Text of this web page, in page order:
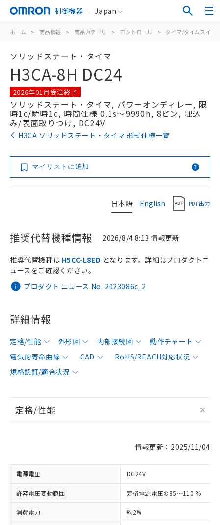
制御機器 Japan
ホーム > 商品情報 > 商品カテゴリ > コントロール > タイマ/タイムスイッ
ソリッドステート・タイマ
H3CA-8H DC24
2026年01月受注終了
ソリッドステート・タイマ, パワーオンディレー, 限
時1c/瞬時1c, 時間仕様 0.1s～9990h, 8ピン, 埋込
み/表面取りつけ, DC24V
H3CA ソリッドステート・タイマ 形式仕様一覧
マイリストに追加
日本語 English PDF出力
推奨代替機種情報 2026/8/4 8:13 情報更新
プロダクト ニュース No. 2023086c_2
推奨代替機種は H5CC-L8ED となります。詳細はプロダクトニ
ュースをご確認ください。
詳細情報
定格/性能 外形図 内部接続図
動作チャート
電気的寿命曲線
CAD
RoHS/REACH対応状況
規格認証/適合状況
定格/性能
情報更新：2025/11/04
電源電圧 DC24V
許容電圧変動範囲 定格電源電圧の85～110 %
消費電力 約2W